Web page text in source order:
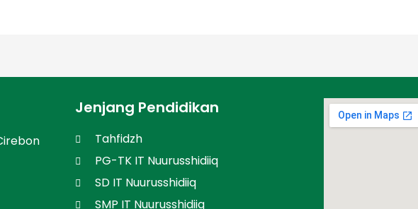
Jenjang Pendidikan
Tahfidzh
PG-TK IT Nuurusshidiiq
SD IT Nuurusshidiiq
SMP IT Nuurusshidiiq